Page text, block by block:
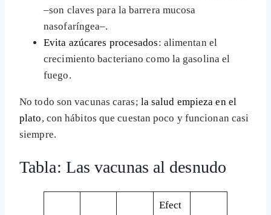
–son claves para la barrera mucosa
nasofaríngea–.
Evita azúcares procesados: alimentan el
crecimiento bacteriano como la gasolina el
fuego.
No todo son vacunas caras; la salud empieza en el
plato, con hábitos que cuestan poco y funcionan casi
siempre.
Tabla: Las vacunas al desnudo
Efect